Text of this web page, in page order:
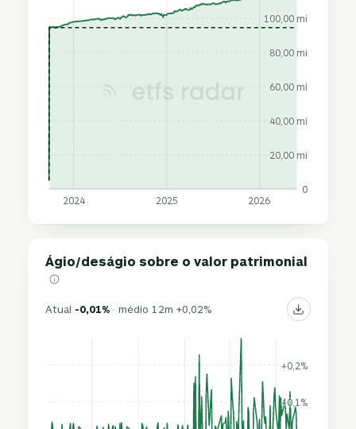
0
20,00 mi
40,00 mi
60,00 mi
80,00 mi
100,00 mi
2024 2025 2026
Ágio/deságio sobre o valor patrimonial
Atual -0,01% · médio 12m +0,02%
+0,1%
+0,2%